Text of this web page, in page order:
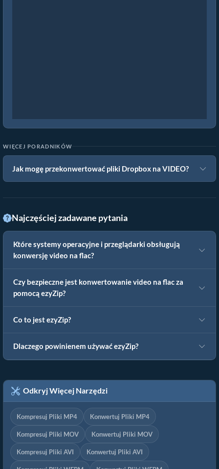
WIĘCEJ PORADNIKÓW
Jak mogę przekonwertować pliki Dropbox na VIDEO?
Najczęściej zadawane pytania
Które systemy operacyjne i przeglądarki obsługują
konwersję video na flac?
Czy bezpieczne jest konwertowanie video na flac za
pomocą ezyZip?
Co to jest ezyZip?
Dlaczego powinienem używać ezyZip?
Odkryj Więcej Narzędzi
Kompresuj Pliki MP4 Konwertuj Pliki MP4
Kompresuj Pliki MOV Konwertuj Pliki MOV
Kompresuj Pliki AVI Konwertuj Pliki AVI